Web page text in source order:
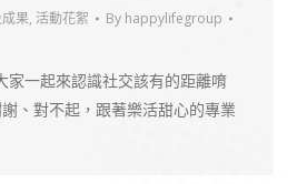
果, 活動花絮 By happylifegroup
家一起來認識社交該有的距離唷
、對不起，跟著樂活甜心的專業